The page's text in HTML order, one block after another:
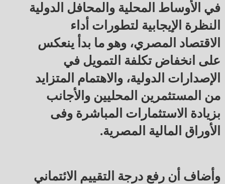
في الأوساط المحلية والمحافل الدولية
النظرة الإيجابية لتطورات أداء
الاقتصاد المصري، وهو ما بدأ ينعكس
على انخفاض تكلفة التمويل في
الإصدارات الدولية، والاهتمام المتزايد
من المستثمرين المحليين والأجانب
بزيادة الاستثمارات المباشرة وفى
الأوراق المالية المصرية.
وأضاف أن رفع درجة التقييم الائتماني